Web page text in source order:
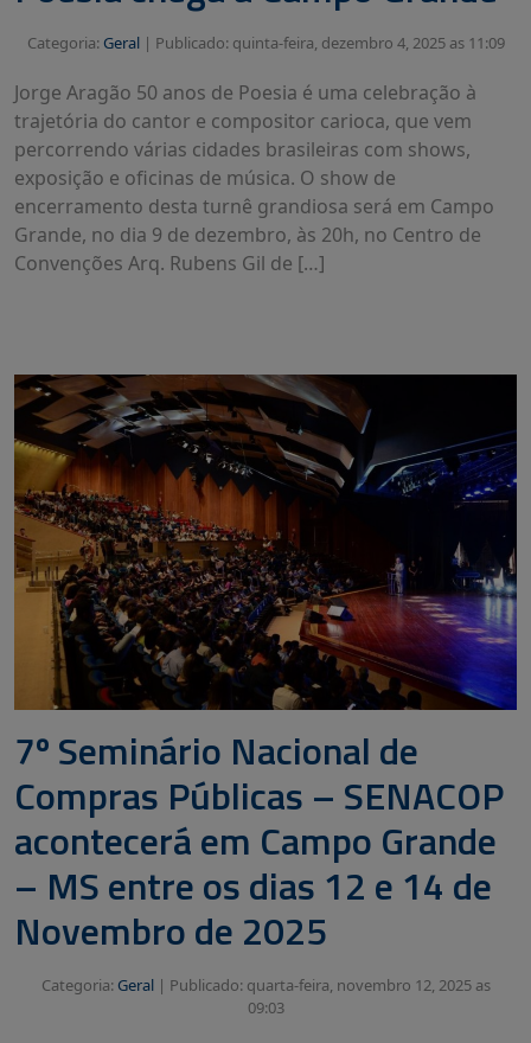
Categoria: Geral| Publicado: quinta-feira, dezembro 4, 2025 as 11:09
Jorge Aragão 50 anos de Poesia é uma celebração à
trajetória do cantor e compositor carioca, que vem
percorrendo várias cidades brasileiras com shows,
exposição e oficinas de música. O show de
encerramento desta turnê grandiosa será em Campo
Grande, no dia 9 de dezembro, às 20h, no Centro de
Convenções Arq. Rubens Gil de […]
7º Seminário Nacional de
Compras Públicas – SENACOP
acontecerá em Campo Grande
– MS entre os dias 12 e 14 de
Novembro de 2025
Categoria: Geral| Publicado: quarta-feira, novembro 12, 2025 as
09:03